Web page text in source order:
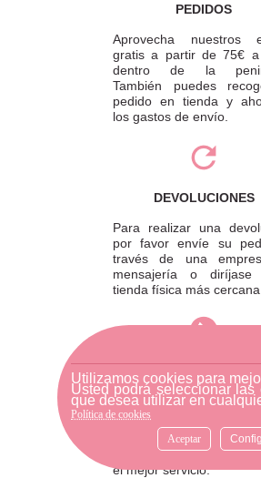
Utilizamos cookies para
Usted podrá seleccionar
que desea utilizar en
Política de cookies
Aceptar
PEDIDOS
Aprovecha nuestros
gratis a partir de 75€
dentro de la
También puedes
pedido en tienda y
los gastos de envío.
DEVOLUCIONES
Para realizar una
por favor envíe su
través de una
mensajería o
tienda física más cercana.
ATENCIÓN AL
Si necesitas ayuda, no
en escribirnos por
WhatsApp al
633540808. Estamos
resolver tus dudas y
el mejor servicio.